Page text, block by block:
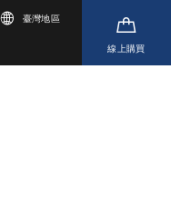
臺灣地區
線上購買